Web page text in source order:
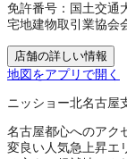
免許番号： 国土交通
宅地建物取引業協会
店舗の詳しい情報
地図をアプリで開く
ニッショー北名古屋
名古屋都心へのアク
変良い人気急上昇エ